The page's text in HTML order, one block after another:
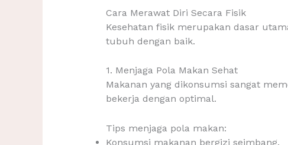
Cara Merawat Diri Secara Fisik
Kesehatan fisik merupakan dasar
tubuh dengan baik.
1. Menjaga Pola Makan Sehat
Makanan yang dikonsumsi sangat
bekerja dengan optimal.
Tips menjaga pola makan:
Konsumsi makanan bergizi seimbang.